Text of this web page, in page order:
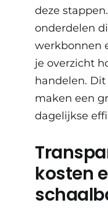
deze
onderdelen
werkbonnen
je overzicht
handelen.
maken een
dagelijkse
kosten